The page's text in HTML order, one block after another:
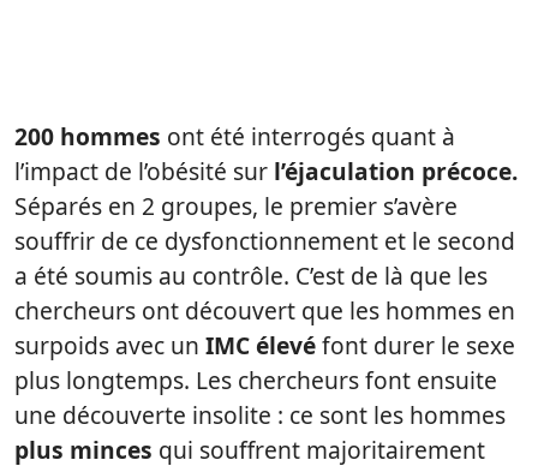
200 hommes ont été interrogés quant à
l’impact de l’obésité sur l’éjaculation précoce.
Séparés en 2 groupes, le premier s’avère
souffrir de ce dysfonctionnement et le second
a été soumis au contrôle. C’est de là que les
chercheurs ont découvert que les hommes en
surpoids avec un IMC élevéfont durer le sexe
plus longtemps. Les chercheurs font ensuite
une découverte insolite : ce sont les hommes
plus minces qui souffrent majoritairement